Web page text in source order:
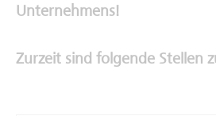
Unternehmens!
Zurzeit sind folgende Stellen